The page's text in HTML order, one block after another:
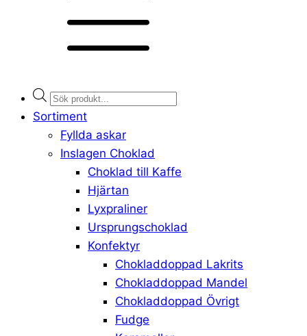
Products
search
Sortiment
Fyllda askar
Inslagen Choklad
Choklad till Kaffe
Hjärtan
Lyxpraliner
Ursprungschoklad
Konfektyr
Chokladdoppad Lakrits
Chokladdoppad Mandel
Chokladdoppad Övrigt
Fudge